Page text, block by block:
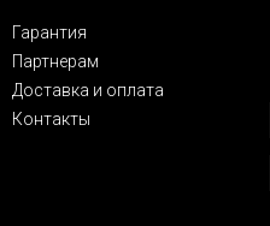
Гарантия
Партнерам
Доставка и оплата
Контакты